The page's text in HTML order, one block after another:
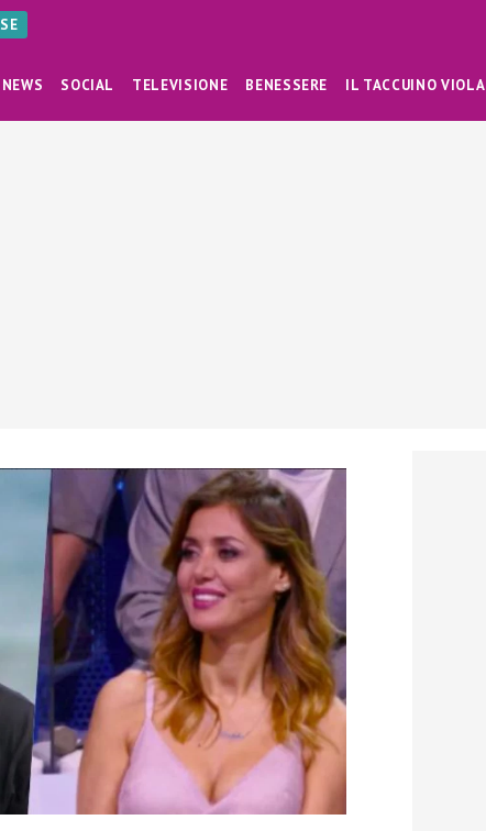
NEWS SOCIAL TELEVISIONE BENESSERE IL TACCUINO VIOLA